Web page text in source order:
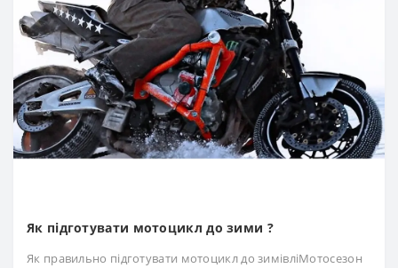
Як підготувати мотоцикл до зими ?
Як правильно підготувати мотоцикл до зимівліМотосезон